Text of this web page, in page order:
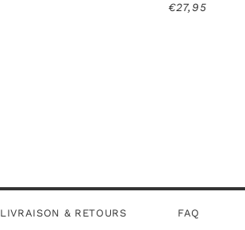
€27,95
LIVRAISON & RETOURS FAQ